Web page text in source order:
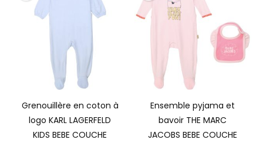
Grenouillère en coton à
logo KARL LAGERFELD
KIDS BEBE COUCHE
Ensemble pyjama et
bavoir THE MARC
JACOBS BEBE COUCHE